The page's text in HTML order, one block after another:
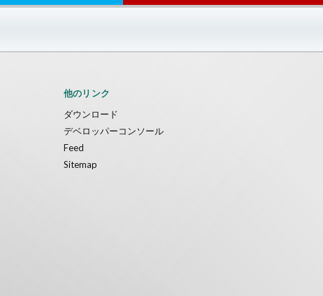
他のリンク
ダウンロード
デベロッパーコンソール
Feed
Sitemap